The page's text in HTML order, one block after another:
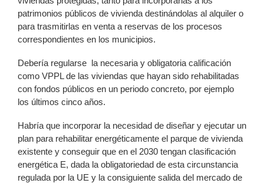
patrimonios públicos de vivienda destinándolas al alquiler o
para trasmitirlas en venta a reservas de los procesos
correspondientes en los municipios.
Debería regularse la necesaria y obligatoria calificación
como VPPL de las viviendas que hayan sido rehabilitadas
con fondos públicos en un periodo concreto, por ejemplo
los últimos cinco años.
Habría que incorporar la necesidad de diseñar y ejecutar un
plan para rehabilitar energéticamente el parque de vivienda
existente y conseguir que en el 2030 tengan clasificación
energética E, dada la obligatoriedad de esta circunstancia
regulada por la UE y la consiguiente salida del mercado de